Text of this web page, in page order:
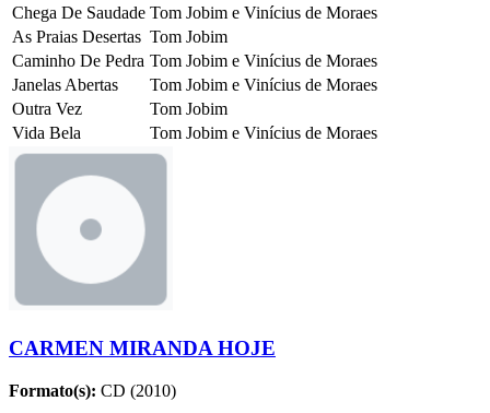
Chega De Saudade Tom Jobim e Vinícius de Moraes
As Praias Desertas Tom Jobim
Caminho De Pedra Tom Jobim e Vinícius de Moraes
Janelas Abertas
Tom Jobim e Vinícius de Moraes
Outra Vez
Tom Jobim
Vida Bela
Tom Jobim e Vinícius de Moraes
CARMEN MIRANDA HOJE
Formato(s): CD (2010)